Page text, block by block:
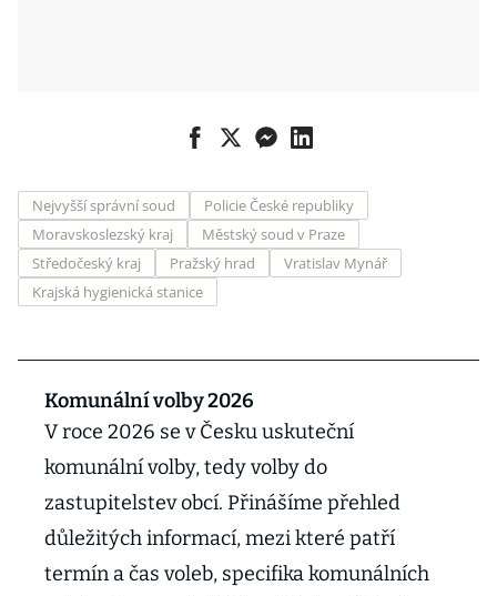
Nejvyšší správní soud
Policie České republiky
Moravskoslezský kraj
Městský soud v Praze
Středočeský kraj
Pražský hrad
Vratislav Mynář
Krajská hygienická stanice
Komunální volby 2026
V roce 2026 se v Česku uskuteční
komunální volby, tedy volby do
zastupitelstev obcí. Přinášíme přehled
důležitých informací, mezi které patří
termín a čas voleb, specifika komunálních